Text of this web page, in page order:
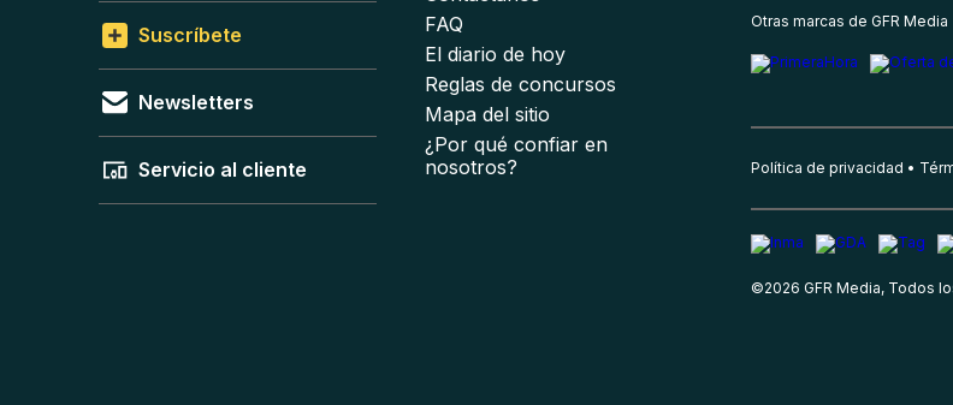
Suscríbete
Newsletters
Servicio al cliente
FAQ
El diario de hoy
Reglas de concursos
Mapa del sitio
¿Por qué confiar en
nosotros?
Otras marcas de GFR Media
Política de privacidad
©2026 GFR Media, Todos